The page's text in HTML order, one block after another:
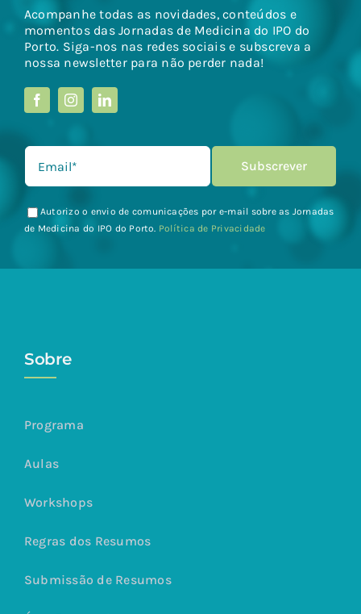
Acompanhe todas as novidades, conteúdos e
momentos das Jornadas de Medicina do IPO do
Porto. Siga-nos nas redes sociais e subscreva a
nossa newsletter para não perder nada!
Autorizo o envio de comunicações por e-mail sobre as Jornadas
de Medicina do IPO do Porto. Política de Privacidade
Sobre
Programa
Aulas
Workshops
Regras dos Resumos
Submissão de Resumos